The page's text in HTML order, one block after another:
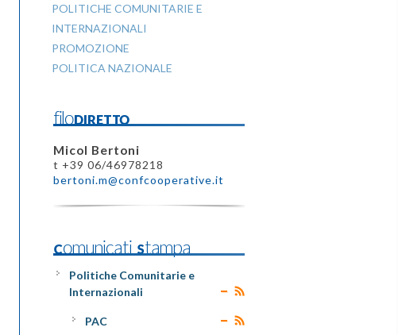
POLITICHE COMUNITARIE E
INTERNAZIONALI
PROMOZIONE
POLITICA NAZIONALE
filoDIRETTO
Micol Bertoni
t +39 06/46978218
bertoni.m@confcooperative.it
Comunicati Stampa
Politiche Comunitarie e
Internazionali
PAC